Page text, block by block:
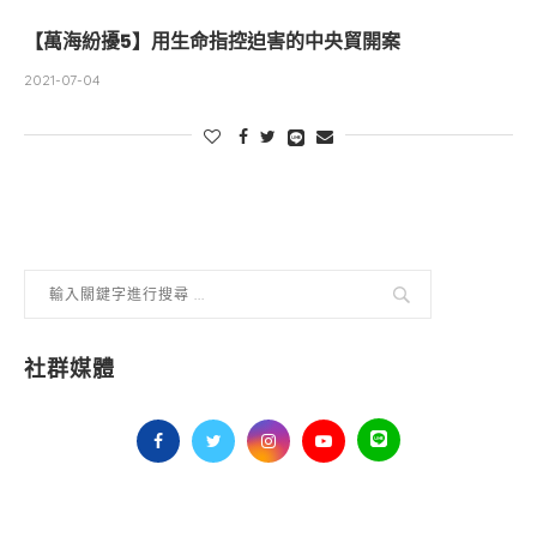
【萬海紛擾5】用生命指控迫害的中央貿開案
2021-07-04
社群媒體